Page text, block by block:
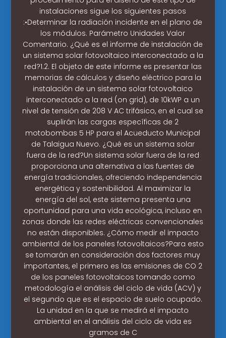
instalaciones sigue los siguientes pasos
:•Determinar la radiación incidente en el plano de
los módulos. Parámetro Unidades Valor
Comentario. ¿Qué es el informe de instalación de
un sistema solar fotovoltaico interconectado a la
red?1.2. El objeto de este informe es presentar las
memorias de cálculos y diseño eléctrico para la
instalación de un sistema solar fotovoltaico
interconectado a la red (on grid), de 10kWP a un
nivel de tensión de 208 V AC trifásico, en el cual se
suplirán las cargas específicas de 2
motobombas 5 HP para el Acueducto Municipal
de Talaigua Nuevo. ¿Qué es un sistema solar
fuera de la red?Un sistema solar fuera de la red
proporciona una alternativa a las fuentes de
energía tradicionales, ofreciendo independencia
energética y sostenibilidad. Al maximizar la
energía del sol, este sistema presenta una
oportunidad para una vida ecológica, incluso en
zonas donde las redes eléctricas convencionales
no están disponibles. ¿Cómo medir el impacto
ambiental de los paneles fotovoltaicos?Para esto
se tomarán en consideración dos factores muy
importantes, el primero es las emisiones de CO 2
de los paneles fotovoltaicos tomando como
metodología el análisis del ciclo de vida (ACV) y
el segundo que es el espacio de suelo ocupado.
La unidad en la que se medirá el impacto
ambiental en el análisis del ciclo de vida es
gramos de C